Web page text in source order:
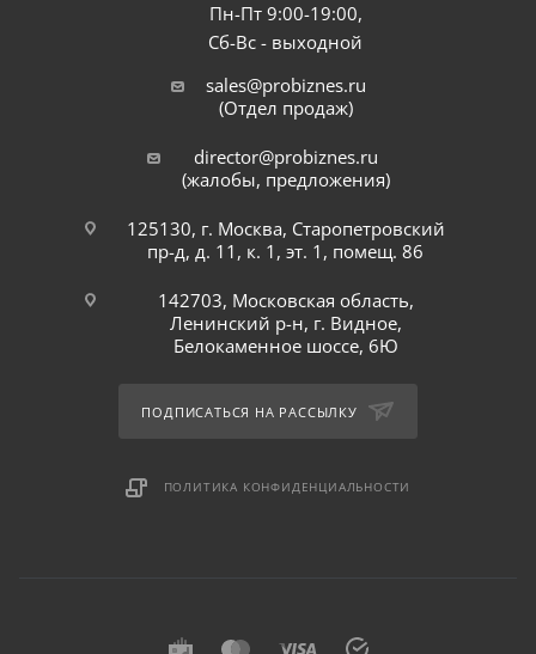
Пн-Пт 9:00-19:00,
Сб-Вс - выходной
sales@probiznes.ru
(Отдел продаж)
director@probiznes.ru
(жалобы, предложения)
125130, г. Москва, Старопетровский
пр-д, д. 11, к. 1, эт. 1, помещ. 86
142703, Московская область,
Ленинский р-н, г. Видное,
Белокаменное шоссе, 6Ю
ПОДПИСАТЬСЯ НА РАССЫЛКУ
ПОЛИТИКА КОНФИДЕНЦИАЛЬНОСТИ